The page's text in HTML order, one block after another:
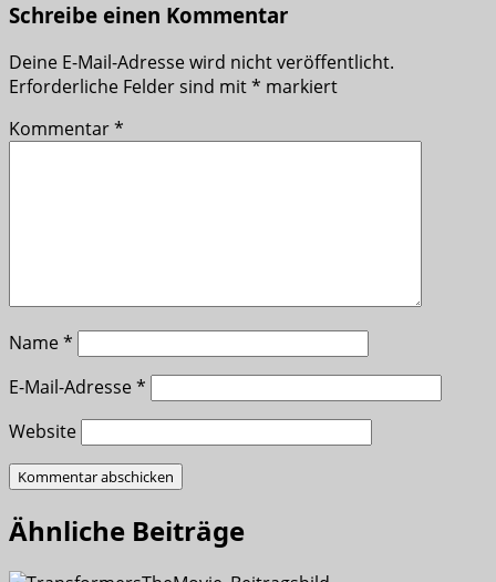
Schreibe einen Kommentar
Deine E-Mail-Adresse wird nicht veröffentlicht.
Erforderliche Felder sind mit* markiert
Kommentar*
Name*
E-Mail-Adresse*
Website
Ähnliche Beiträge